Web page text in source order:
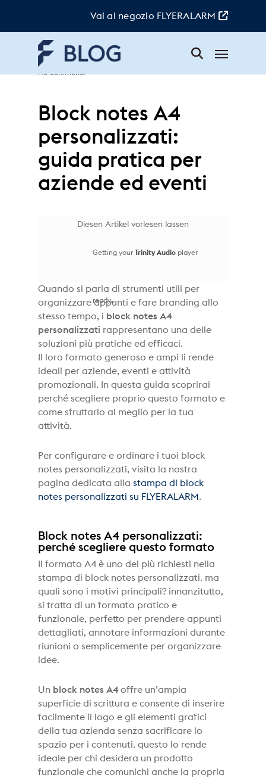
Vai al negozio FLYERALARM
Elsa | 28. Aprile 2025
|
No Comments
Block notes A4
personalizzati:
guida pratica per
aziende ed eventi
Diesen Artikel vorlesen lassen
Getting your Trinity Audio player
ready...
Quando si parla di strumenti utili per
organizzare appunti e fare branding allo
stesso tempo, i block notes A4
personalizzati rappresentano una delle
soluzioni più pratiche ed efficaci.
Il loro formato generoso e ampi li rende
ideali per aziende, eventi e attività
promozionali. In questa guida scoprirai
perché scegliere proprio questo formato e
come sfruttarlo al meglio per la tua
attività.
Per configurare e ordinare i tuoi block
notes personalizzati, visita la nostra
pagina dedicata alla stampa di block
notes personalizzati su FLYERALARM.
Block notes A4 personalizzati:
perché scegliere questo formato
Il formato A4 è uno dei più richiesti nella
stampa di block notes personalizzati. ma
quali sono i motivi principali? innanzitutto,
si tratta di un formato pratico e
funzionale, perfetto per prendere appunti
dettagliati, annotare informazioni durante
riunioni o semplicemente per organizzare
idee.
Un block notes A4 offre un’ampia
superficie di scrittura e consente di inserire
facilmente il logo e gli elementi grafici
della tua azienda senza sacrificare lo
spazio per i contenuti. questo lo rende
ideale per chi desidera un prodotto
funzionale che comunichi anche la propria